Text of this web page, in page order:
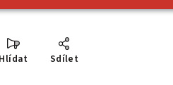
Hlídat Sdílet